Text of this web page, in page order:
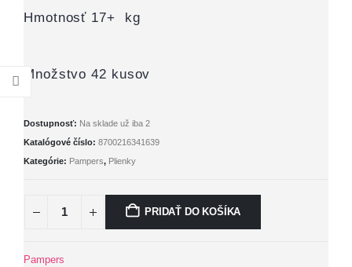
Hmotnosť 17+ kg
Množstvo 42 kusov
Dostupnosť: Na sklade už iba 2
Katalógové číslo: 8700216341639
Kategórie: Pampers, Plienky
PRIDAŤ DO KOŠÍKA
Pampers